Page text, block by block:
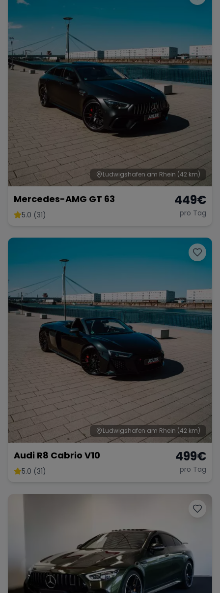
Ludwigshafen am Rhein (42 km)
Mercedes-AMG GT 63
5.0 (31)
449€
pro Tag
Ludwigshafen am Rhein (42 km)
Audi R8 Cabrio V10
5.0 (31)
499€
pro Tag